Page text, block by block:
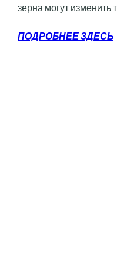
зерна могут изменить
ПОДРОБНЕЕ ЗДЕСЬ